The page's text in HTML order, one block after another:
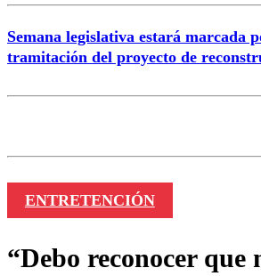
Semana legislativa estará marcada
tramitación del proyecto de
ENTRETENCIÓN
“Debo reconocer que